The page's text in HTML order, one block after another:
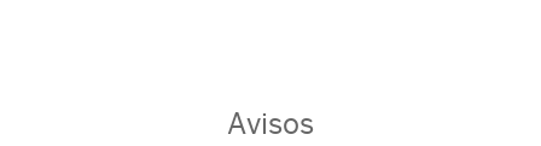
Avisos